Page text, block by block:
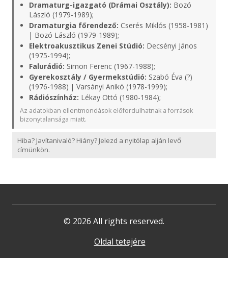
Dramaturg-igazgató (Drámai Osztály): Bozó
László (1979-1989);
Dramaturgia főrendező: Cserés Miklós (1958-1981)
| Bozó László (1979-1989);
Elektroakusztikus Zenei Stúdió: Decsényi János
(1975-1994);
Falurádió: Simon Ferenc (1967-1988);
Gyerekosztály / Gyermekstúdió: Szabó Éva (?)
(1976-1988) | Varsányi Anikó (1978-1999);
Rádiószínház: Lékay Ottó (1980-1984);
Az adatokban ellentmondások előfordulhatnak a források
bizonytalansága miatt.
Hiba? Javítanivaló? Hiány? Jelezd a nyitólap alján levő
címünkön.
© 2026 All rights reserved.
Oldal tetejére